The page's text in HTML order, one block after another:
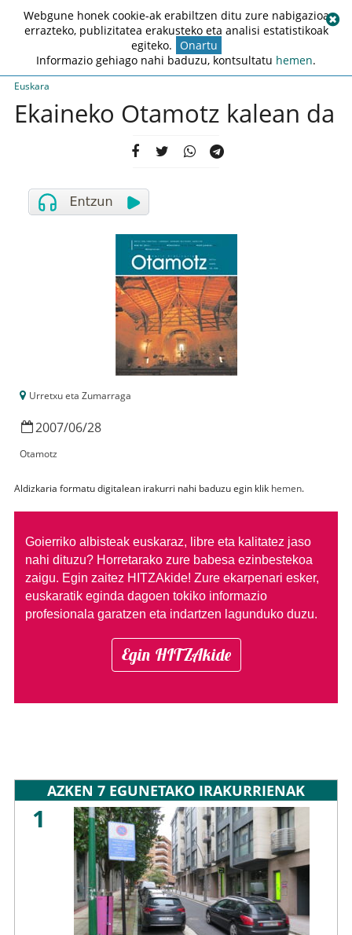
Euskara
Ekaineko Otamotz kalean da
Urretxu eta Zumarraga
2007/06/28
Otamotz
Aldizkaria formatu digitalean irakurri nahi baduzu egin klik hemen.
Goierriko albisteak euskaraz, libre eta kalitatez jaso
nahi dituzu? Horretarako zure babesa ezinbestekoa
zaigu. Egin zaitez HITZAkide! Zure ekarpenari esker,
euskaratik eginda dagoen tokiko informazio
profesionala garatzen eta indartzen lagunduko duzu.
Egin HITZAkide
AZKEN 7 EGUNETAKO IRAKURRIENAK
1
Webgune honek cookie-ak erabiltzen ditu zure nabigazioa
errazteko, publizitatea erakusteko eta analisi estatistikoak
egiteko. Onartu
Informazio gehiago nahi baduzu, kontsultatu hemen.